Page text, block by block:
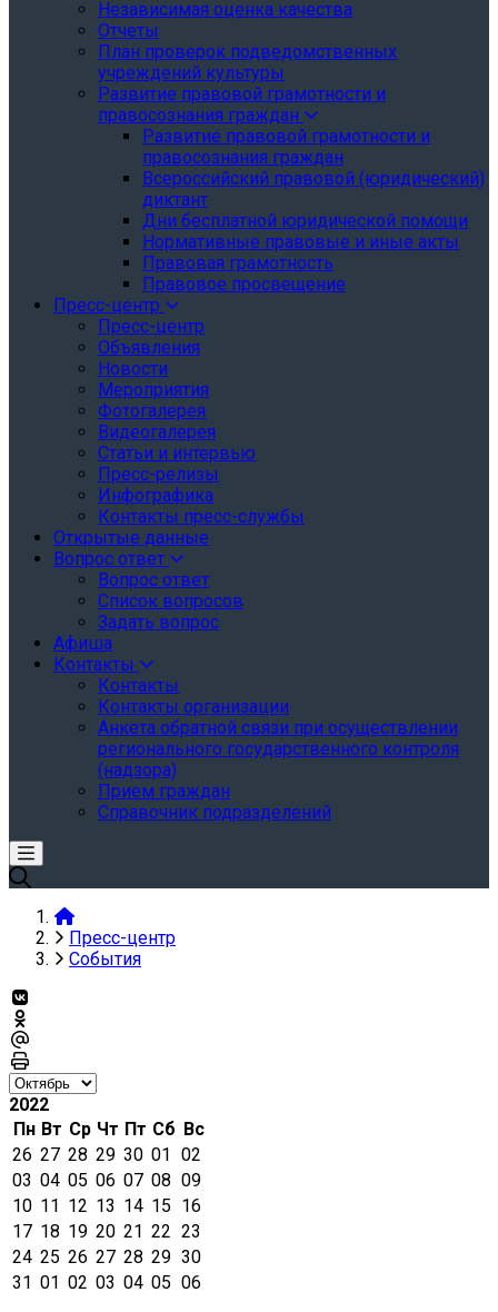
Независимая оценка качества
Отчеты
План проверок подведомственных
учреждений культуры
Развитие правовой грамотности и
правосознания граждан
Развитие правовой грамотности и
правосознания граждан
Всероссийский правовой (юридический)
диктант
Дни бесплатной юридической помощи
Нормативные правовые и иные акты
Правовая грамотность
Правовое просвещение
Пресс-центр
Пресс-центр
Объявления
Новости
Мероприятия
Фотогалерея
Видеогалерея
Статьи и интервью
Пресс-релизы
Инфографика
Контакты пресс-службы
Открытые данные
Вопрос ответ
Вопрос ответ
Список вопросов
Задать вопрос
Афиша
Контакты
Контакты
Контакты организации
Анкета обратной связи при осуществлении
регионального государственного контроля
(надзора)
Прием граждан
Справочник подразделений
Пресс-центр
События
2022
Пн Вт Ср Чт Пт Сб Вс
26 27 28 29 30 01 02
03 04 05 06 07 08 09
10 11 12 13 14 15 16
17 18 19 20 21 22 23
24 25 26 27 28 29 30
31 01 02 03 04 05 06